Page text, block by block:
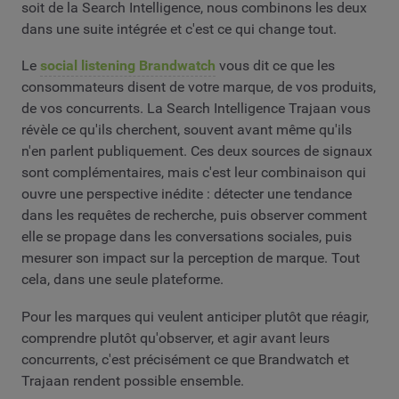
soit de la Search Intelligence, nous combinons les deux
dans une suite intégrée et c'est ce qui change tout.
Le social listening Brandwatch vous dit ce que les
consommateurs disent de votre marque, de vos produits,
de vos concurrents. La Search Intelligence Trajaan vous
révèle ce qu'ils cherchent, souvent avant même qu'ils
n'en parlent publiquement. Ces deux sources de signaux
sont complémentaires, mais c'est leur combinaison qui
ouvre une perspective inédite : détecter une tendance
dans les requêtes de recherche, puis observer comment
elle se propage dans les conversations sociales, puis
mesurer son impact sur la perception de marque. Tout
cela, dans une seule plateforme.
Pour les marques qui veulent anticiper plutôt que réagir,
comprendre plutôt qu'observer, et agir avant leurs
concurrents, c'est précisément ce que Brandwatch et
Trajaan rendent possible ensemble.